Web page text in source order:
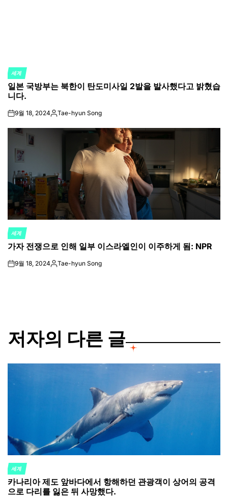
POSTED
IN
세계
일본 국방부는 북한이 탄도미사일 2발을 발사했다고 밝혔습
니다.
on9월 18, 2024Posted
Tae-hyun Song
POSTED
IN
세계
가자 전쟁으로 인해 일부 이스라엘인이 이주하게 됨: NPR
on9월 18, 2024Posted
Tae-hyun Song
저자의 다른 글
POSTED
IN
세계
카나리아 제도 앞바다에서 항해하던 관광객이 상어의 공격
으로 다리를 잃은 뒤 사망했다.